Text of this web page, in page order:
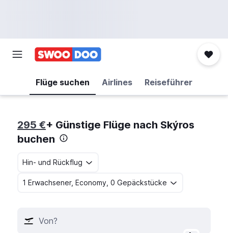
Flüge suchen Airlines Reiseführer
295 €+ Günstige Flüge nach Skýros
buchen
Hin- und Rückflug
1 Erwachsener, Economy, 0 Gepäckstücke
Von?